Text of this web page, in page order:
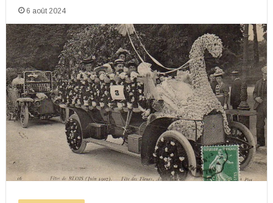
6 août 2024